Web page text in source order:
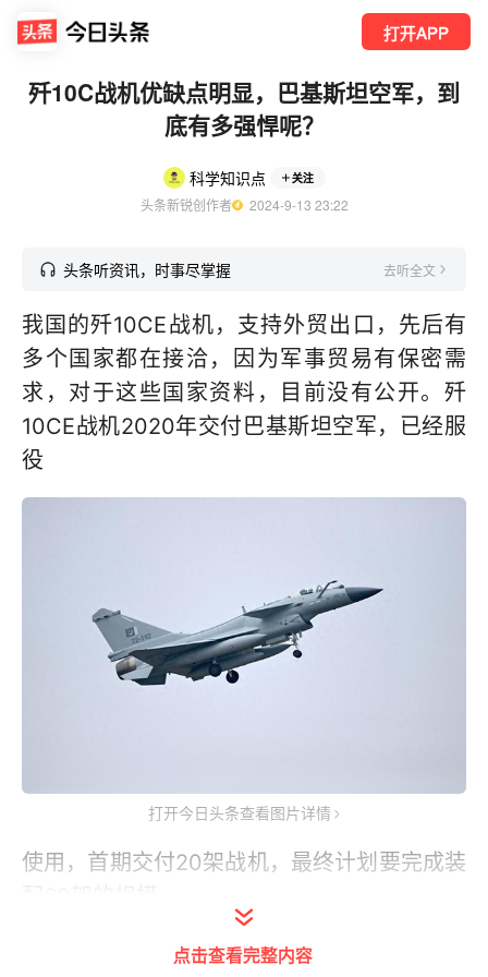
打开APP
歼10C战机优缺点明显，巴基斯坦空军，到
底有多强悍呢？
科学知识点 关注
头条新锐创作者
  2024-9-13 23:22
头条听资讯，时事尽掌握 去听全文
我国的歼10CE战机，支持外贸出口，先后有
多个国家都在接洽，因为军事贸易有保密需
求，对于这些国家资料，目前没有公开。歼
10CE战机2020年交付巴基斯坦空军，已经服
役
打开今日头条查看图片详情
使用，首期交付20架战机，最终计划要完成装
歼10CE战机，优缺点表现得非常明显，那么
点击查看完整内容